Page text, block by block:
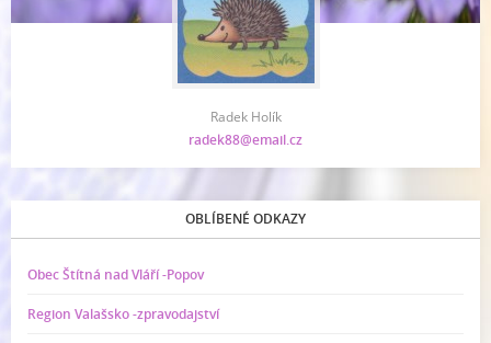
Radek Holík
radek88@email.cz
OBLÍBENÉ ODKAZY
Obec Štítná nad Vláří -Popov
Region Valašsko -zpravodajství